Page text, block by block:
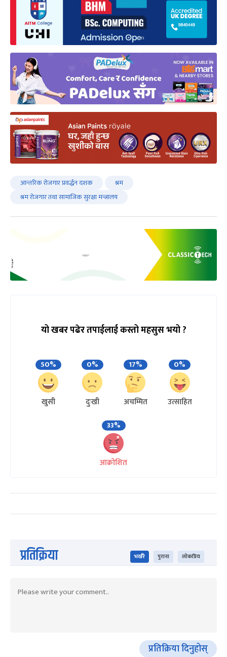
आन्तरिक रोजगार प्रवर्द्धन दशक
श्रम
श्रम रोजगार तथा सामाजिक सुरक्षा मन्त्रालय
यो खबर पढेर तपाईलाई कस्तो महसुस भयो ?
50%
खुसी
0%
दुःखी
17%
अचम्मित
0%
उत्साहित
33%
आक्रोशित
प्रतिक्रिया भर्खरै पुराना लोकप्रिय
प्रतिक्रिया दिनुहोस्